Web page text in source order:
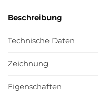
Beschreibung
Technische Daten
Zeichnung
Eigenschaften